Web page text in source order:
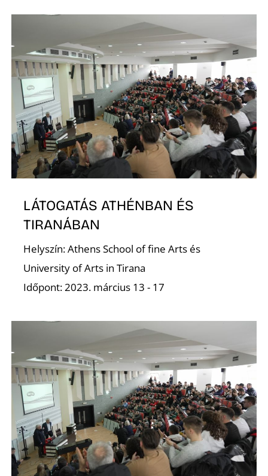
LÁTOGATÁS ATHÉNBAN ÉS
TIRANÁBAN
Helyszín: Athens School of fine Arts és
University of Arts in Tirana
Időpont: 2023. március 13 - 17